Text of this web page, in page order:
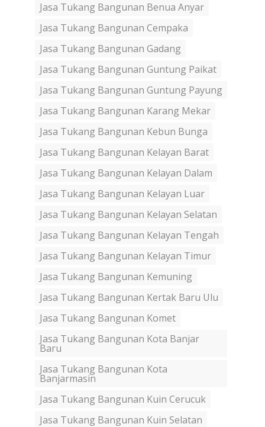
Jasa Tukang Bangunan Benua Anyar
Jasa Tukang Bangunan Cempaka
Jasa Tukang Bangunan Gadang
Jasa Tukang Bangunan Guntung Paikat
Jasa Tukang Bangunan Guntung Payung
Jasa Tukang Bangunan Karang Mekar
Jasa Tukang Bangunan Kebun Bunga
Jasa Tukang Bangunan Kelayan Barat
Jasa Tukang Bangunan Kelayan Dalam
Jasa Tukang Bangunan Kelayan Luar
Jasa Tukang Bangunan Kelayan Selatan
Jasa Tukang Bangunan Kelayan Tengah
Jasa Tukang Bangunan Kelayan Timur
Jasa Tukang Bangunan Kemuning
Jasa Tukang Bangunan Kertak Baru Ulu
Jasa Tukang Bangunan Komet
Jasa Tukang Bangunan Kota Banjar
Baru
Jasa Tukang Bangunan Kota
Banjarmasin
Jasa Tukang Bangunan Kuin Cerucuk
Jasa Tukang Bangunan Kuin Selatan